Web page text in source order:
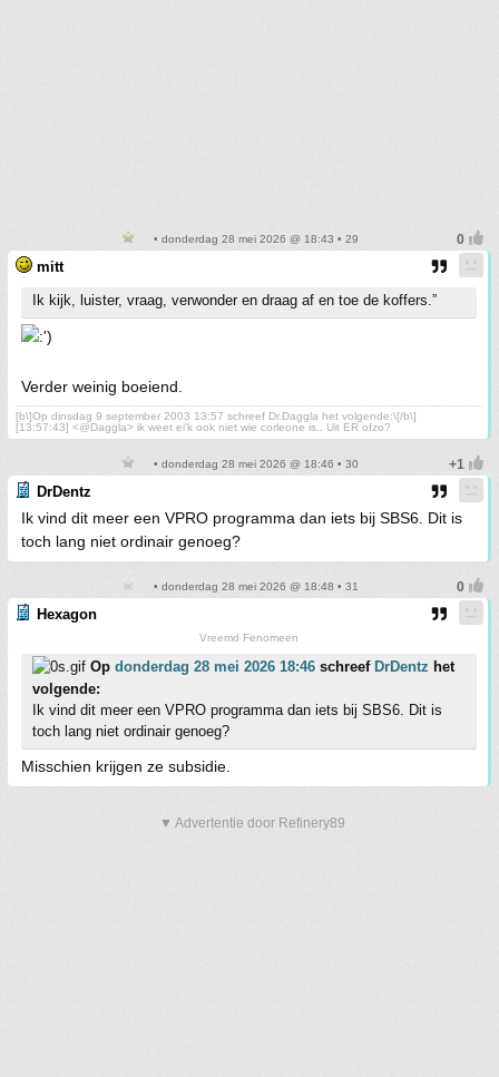
• donderdag 28 mei 2026 @ 18:43 • 29
mitt
Ik kijk, luister, vraag, verwonder en draag af en toe de koffers.”
Verder weinig boeiend.
[b\]Op dinsdag 9 september 2003 13:57 schreef Dr.Daggla het volgende:\[/b\]
[13:57:43] <@Daggla> ik weet ei'k ook niet wie corleone is.. Uit ER ofzo?
• donderdag 28 mei 2026 @ 18:46 • 30
DrDentz
Ik vind dit meer een VPRO programma dan iets bij SBS6. Dit is
toch lang niet ordinair genoeg?
• donderdag 28 mei 2026 @ 18:48 • 31
Hexagon
Vreemd Fenomeen
Op donderdag 28 mei 2026 18:46 schreef DrDentz het
volgende:
Ik vind dit meer een VPRO programma dan iets bij SBS6. Dit is
toch lang niet ordinair genoeg?
Misschien krijgen ze subsidie.
▼ Advertentie door Refinery89